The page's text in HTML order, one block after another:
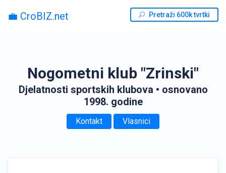
💼 CroBIZ.net Pretraži 600k tvrtki
Nogometni klub "Zrinski"
Djelatnosti sportskih klubova • osnovano
1998. godine
Kontakt Vlasnici